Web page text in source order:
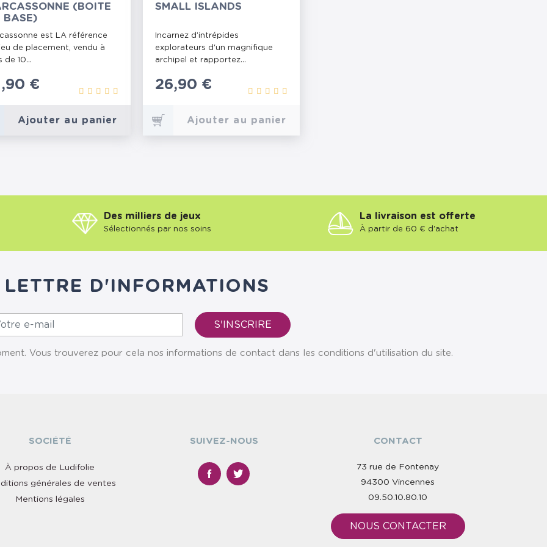
(BOITE
BASE)
est LA référence
de placement, vendu à
de 10...
€
Ajouter au panier
SMALL ISLANDS
Incarnez d’intrépides
explorateurs d'un magnifique
archipel et rapportez...
Prix
26,90 €
Ajouter au panier
Des milliers de jeux
Sélectionnés par nos soins
La livraison est offerte
À partir de 60 € d'achat
LETTRE D'INFORMATIONS
Vous trouverez pour cela nos informations de contact dans les conditions d'utilisation du site.
SOCIÉTÉ
À propos de Ludifolie
générales de ventes
Mentions légales
SUIVEZ-NOUS CONTACT
73 rue de Fontenay
94300 Vincennes
09.50.10.80.10
NOUS CONTACTER